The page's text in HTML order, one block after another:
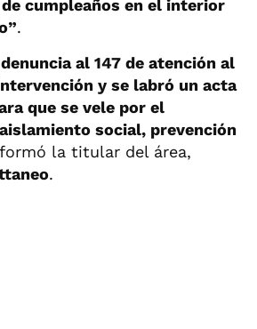
cumpleaños en el interior
.
al 147 de atención al
y se labró un acta
que se vele por el
social, prevención
la titular del área,
.